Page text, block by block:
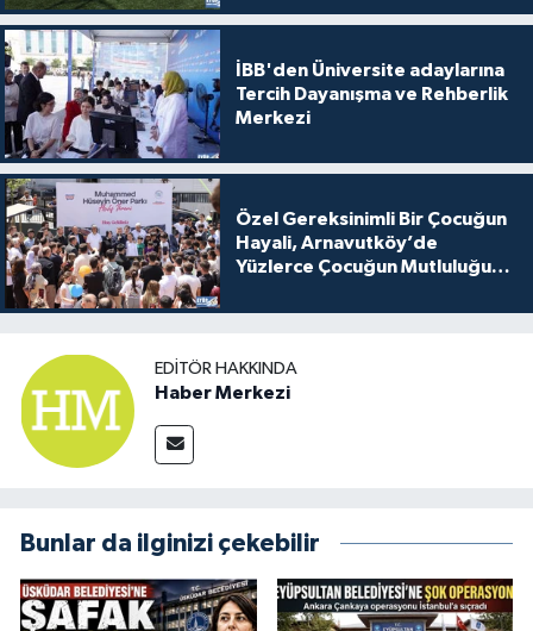
İBB'den Üniversite adaylarına
Tercih Dayanışma ve Rehberlik
Merkezi
Özel Gereksinimli Bir Çocuğun
Hayali, Arnavutköy’de
Yüzlerce Çocuğun Mutluluğu
EDITÖR HAKKINDA
Haber Merkezi
Bunlar da ilginizi çekebilir